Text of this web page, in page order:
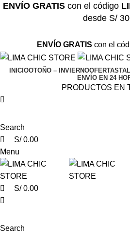
ENVÍO GRATIScon el código
desde S/
ENVÍO GRATIS con el
INICIOOTOÑO – INVIERNOOFERTAS
ENVÍO EN 24
PRODUCTOS EN
Search
S/0.00
Menu
S/0.00
Search